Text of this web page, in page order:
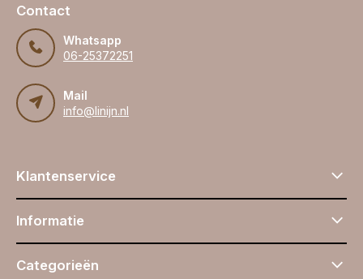
Contact
Whatsapp
06-25372251
Mail
info@linijn.nl
Klantenservice
Informatie
Categorieën